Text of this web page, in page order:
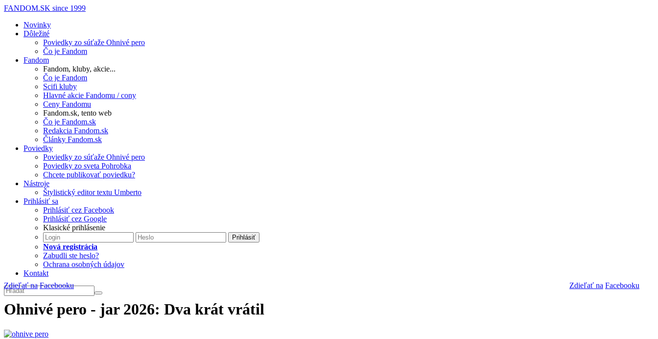
FANDOM.SK since 1999
Novinky
Dôležité
Poviedky zo súťaže Ohnivé pero
Čo je Fandom
Fandom
Fandom, kluby, akcie...
Čo je Fandom
Scifi kluby
Hlavné akcie Fandomu / cony
Ceny Fandomu
Fandom.sk, tento web
Čo je Fandom.sk
Redakcia Fandom.sk
Články Fandom.sk
Poviedky
Poviedky zo súťaže Ohnivé pero
Poviedky zo sveta Pohrobka
Chcete publikovať poviedku?
Nástroje
Štylistický editor textu Umberto
Prihlásiť sa
Prihlásiť cez Facebook
Prihlásiť cez Google
Klasické prihlásenie
Prihlásiť
Nová registrácia
Zabudli ste heslo?
Ochrana osobných údajov
Kontakt
Zdieľať na Facebooku
Zdieľať na Facebooku
Ohnivé pero - jar 2026: Dva krát vrátil